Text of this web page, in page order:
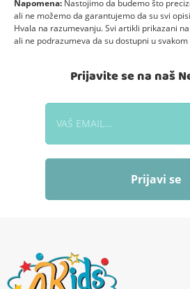
Napomena: Nastojimo da budemo što
ali ne možemo da garantujemo da su svi
Hvala na razumevanju. Svi artikli prikazani
ali ne podrazumeva da su dostupni u
Prijavite se na naš
Prijavi se